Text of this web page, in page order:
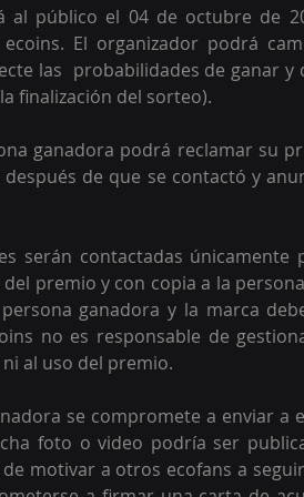
al público el 04 de octubre de
ecoins. El organizador podrá
las  probabilidades de ganar y
finalización del sorteo).
ganadora podrá reclamar su
de que se contactó y
serán contactadas
premio y con copia a la
ganadora y la marca
no es responsable de
al uso del premio.
se compromete a enviar a
foto o video podría ser
motivar a otros ecofans a